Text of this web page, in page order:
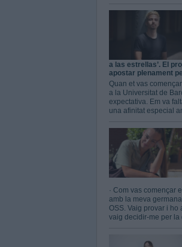
a las estrellas’. El
apostar plenament
Quan et vas
a la Universitat de
expectativa. Em va
una afinitat especial
· Com vas començar
amb la meva
OSS. Vaig provar i
vaig decidir-me per la